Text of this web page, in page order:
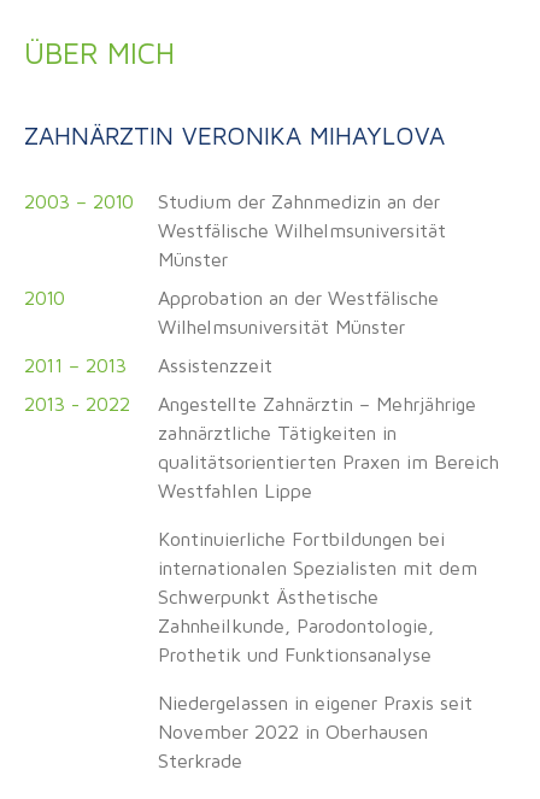
ÜBER MICH
ZAHNÄRZTIN VERONIKA MIHAYLOVA
2003 – 2010
Studium der Zahnmedizin an der
Westfälische Wilhelmsuniversität
Münster
2010
Approbation an der Westfälische
Wilhelmsuniversität Münster
2011 – 2013
Assistenzzeit
2013 - 2022
Angestellte Zahnärztin – Mehrjährige
zahnärztliche Tätigkeiten in
qualitätsorientierten Praxen im Bereich
Westfahlen Lippe
Kontinuierliche Fortbildungen bei
internationalen Spezialisten mit dem
Schwerpunkt Ästhetische
Zahnheilkunde, Parodontologie,
Prothetik und Funktionsanalyse
Niedergelassen in eigener Praxis seit
November 2022 in Oberhausen
Sterkrade